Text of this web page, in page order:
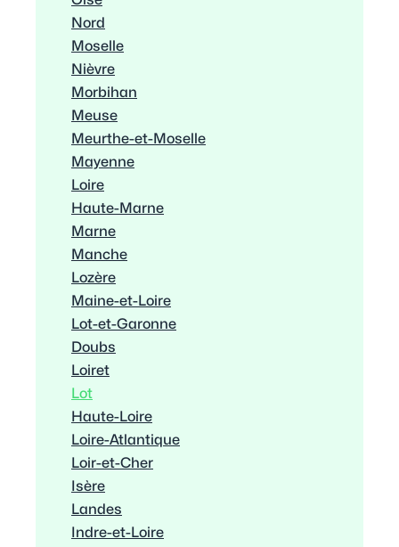
Nord
Moselle
Nièvre
Morbihan
Meuse
Meurthe-et-Moselle
Mayenne
Loire
Haute-Marne
Marne
Manche
Lozère
Maine-et-Loire
Lot-et-Garonne
Doubs
Loiret
Lot
Haute-Loire
Loire-Atlantique
Loir-et-Cher
Isère
Landes
Indre-et-Loire